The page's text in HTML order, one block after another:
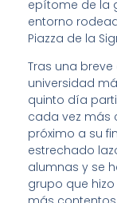
epítome de la
entorno
Piazza de la
Tras una
universidad
quinto día
cada vez más
próximo a su
estrechado
alumnas y se
grupo que